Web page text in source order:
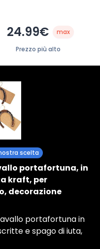
24.99€ max
Prezzo più alto
scelta
portafortuna, in
kraft, per
decorazione
portafortuna in
e spago di iuta,